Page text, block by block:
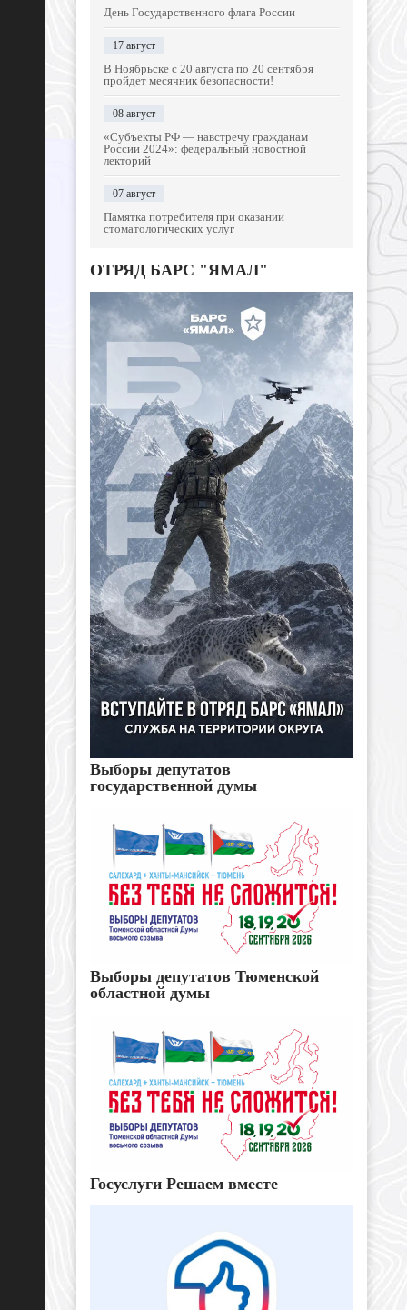
День Государственного флага России
17 август
В Ноябрьске с 20 августа по 20 сентября
пройдет месячник безопасности!
08 август
«Субъекты РФ — навстречу гражданам
России 2024»: федеральный новостной
лекторий
07 август
Памятка потребителя при оказании
стоматологических услуг
ОТРЯД БАРС "ЯМАЛ"
Выборы депутатов
государственной думы
Выборы депутатов Тюменской
областной думы
Госуслуги Решаем вместе